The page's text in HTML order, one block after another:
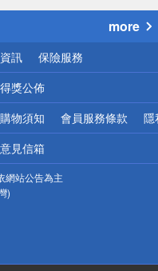
more
訊 保險服務
得獎公佈
購物須知 會員服務條款 隱
意見信箱
網站公告為主
)